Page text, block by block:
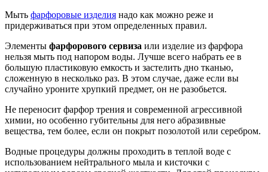
Мыть фарфоровые изделия надо как можно реже и
придерживаться при этом определенных правил.
Элементы фарфорового сервиза или изделие из фарфора
нельзя мыть под напором воды. Лучше всего набрать ее в
большую пластиковую емкость и застелить дно тканью,
сложенную в несколько раз. В этом случае, даже если вы
случайно уроните хрупкий предмет, он не разобьется.
Не переносит фарфор трения и современной агрессивной
химии, но особенно губительны для него абразивные
вещества, тем более, если он покрыт позолотой или серебром.
Водные процедуры должны проходить в теплой воде с
использованием нейтрального мыла и кисточки с